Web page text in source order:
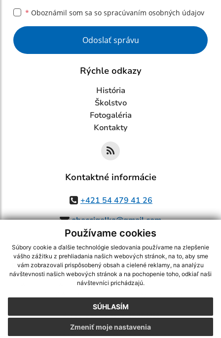
Používame cookies
Súbory cookie a ďalšie technológie sledovania používame na zlepšenie
vášho zážitku z prehliadania našich webových stránok, na to, aby sme
vám zobrazovali prispôsobený obsah a cielené reklamy, na analýzu
návštevnosti našich webových stránok a na pochopenie toho, odkiaľ naši
návštevníci prichádzajú.
SÚHLASÍM
Zmeniť moje nastavenia
* Oboznámil som sa so spracúvaním osobných údajov
Google reCaptcha Response
Odoslať správu
Rýchle odkazy
História
Školstvo
Fotogaléria
Kontakty
Kontaktné informácie
+421 54 479 41 26
obeccigelka@gmail.com
využite možnosť získavania aktuálnych informácií s využitím RSS
CMS systém (redakčný) systém ECHELON 2,Mapa stránok,web portál
webex.digital, s.r.o.,domény,registrácia domény
Posledná aktualizácia:27.07.2026
Vytlačiť stránku|Vyhlásenie o prístupnosti